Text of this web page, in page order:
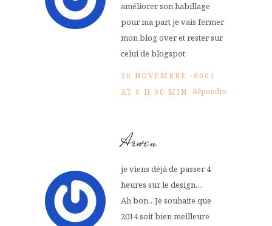
améliorer son habillage
pour ma part je vais fermer
mon blog over et rester sur
celui de blogspot
30 NOVEMBRE -0001
AT 0 H 00 MIN Répondre
Arwen
je viens déjà de passer 4
heures sur le design…
Ah bon…Je souhaite que
2014 soit bien meilleure